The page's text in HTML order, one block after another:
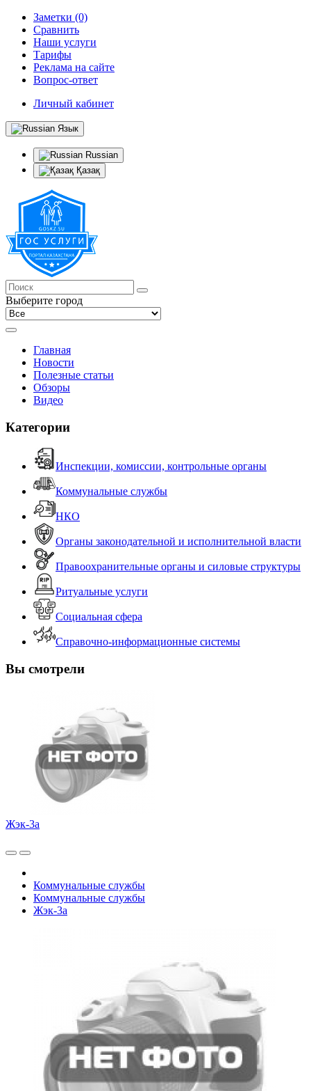
Заметки (0)
Сравнить
Наши услуги
Тарифы
Реклама на сайте
Вопрос-ответ
Личный кабинет
Язык
Russian
Қазақ
Выберите город
Главная
Новости
Полезные статьи
Обзоры
Видео
Категории
Инспекции, комиссии, контрольные органы
Коммунальные службы
НКО
Органы законодательной и исполнительной власти
Правоохранительные органы и силовые структуры
Ритуальные услуги
Социальная сфера
Справочно-информационные системы
Вы смотрели
Жэк-3а
Коммунальные службы
Коммунальные службы
Жэк-3а